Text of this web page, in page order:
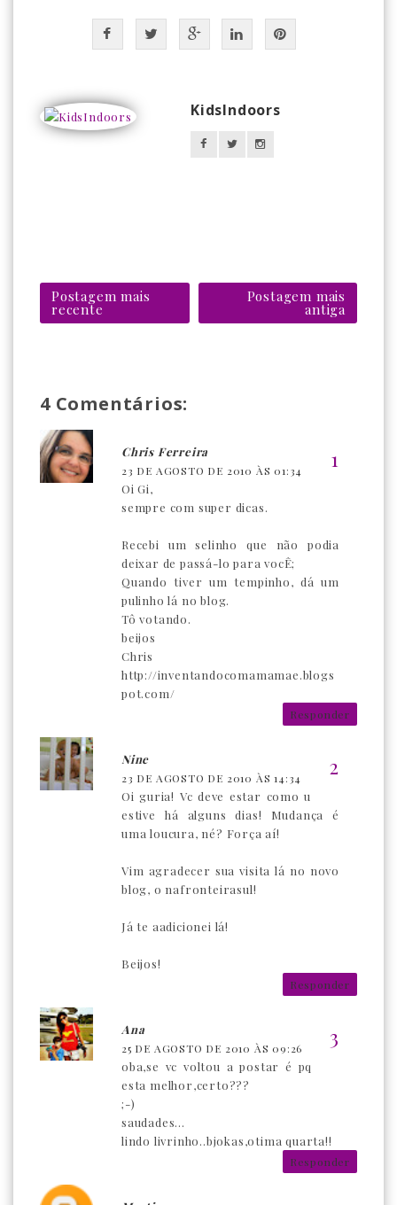
KidsIndoors
Postagem mais
recente
Postagem mais
antiga
4 Comentários:
Chris Ferreira
23 DE AGOSTO DE 2010 ÀS 01:34
Oi Gi,
sempre com super dicas.
Recebi um selinho que não podia
deixar de passá-lo para vocÊ;
Quando tiver um tempinho, dá um
pulinho lá no blog.
Tô votando.
beijos
Chris
http://inventandocomamamae.blogs
pot.com/
Responder
Nine
23 DE AGOSTO DE 2010 ÀS 14:34
Oi guria! Vc deve estar como u
estive há alguns dias! Mudança é
uma loucura, né? Força aí!
Vim agradecer sua visita lá no novo
blog, o nafronteirasul!
Já te aadicionei lá!
Beijos!
Responder
Ana
25 DE AGOSTO DE 2010 ÀS 09:26
oba,se vc voltou a postar é pq
esta melhor,certo???
;-)
saudades...
lindo livrinho..bjokas,otima quarta!!
Responder